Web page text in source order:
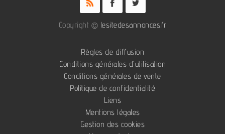
Copyright © lesitedesannonces.fr
Règles de diffusion
Conditions générales d'utilisation
Conditions générales de vente
Politique de confidentialité
Liens
Mentions légales
Gestion des cookies